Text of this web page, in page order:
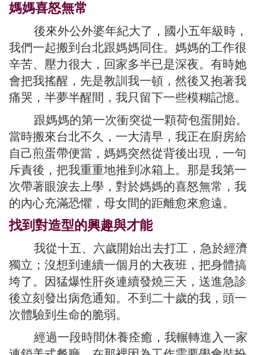
媽媽喜怒無常
後來外公外婆年紀大了，國小五年級時，
我們一起搬到台北跟媽媽同住。媽媽的工作很
辛苦、壓力很大，回家多半已是深夜。有時她
會把我搖醒，先是教訓我一頓，然後又抱著我
痛哭，半夢半醒間，我只留下一些模糊記憶。
跟媽媽的第一次衝突從一顆荷包蛋開始。
當時搬來台北不久，一大清早，我正在廚房給
自己煎蛋帶便當，媽媽突然從背後出現，一句
斥責後，把我重重地推到冰箱上。那是我第一
次帶著眼淚去上學，對於媽媽的喜怒無常，我
的內心充滿恐懼，母女間的距離愈來愈遠。
找到對造型的興趣與才能
我從十五、六歲開始出去打工，急於經濟
獨立；沒想到連續一個月的大夜班，把身體搞
垮了。因猛爆性肝炎連續發燒三天，送進急診
後立刻發出病危通知。不到二十歲的我，頭一
次體驗到生命的脆弱。
經過一段時間休養痊癒，我輾轉進入一家